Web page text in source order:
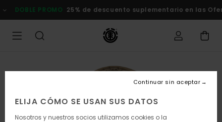
a
la
PROMO 25% de descuento suplementario en las Ofertas
ELIJA CÓMO SE USAN SUS DATOS
Nosotros y nuestros socios utilizamos cookies o la
Continuar sin aceptar